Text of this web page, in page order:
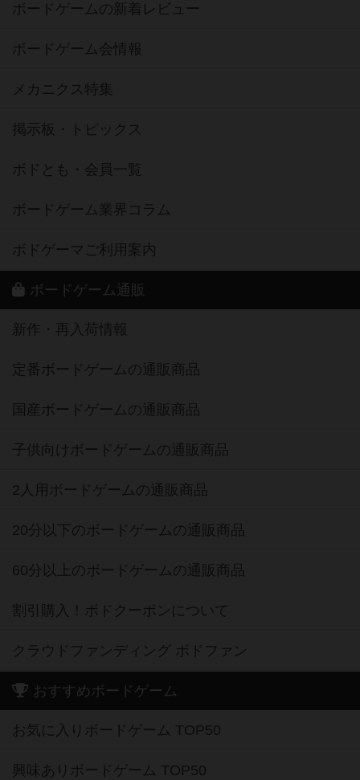
ボードゲームの新着レビュー
ボードゲーム会情報
メカニクス特集
掲示板・トピックス
ボドとも・会員一覧
ボードゲーム業界コラム
ボドゲーマご利用案内
ボードゲーム通販
新作・再入荷情報
定番ボードゲームの通販商品
国産ボードゲームの通販商品
子供向けボードゲームの通販商品
2人用ボードゲームの通販商品
20分以下のボードゲームの通販商品
60分以上のボードゲームの通販商品
割引購入！ボドクーポンについて
クラウドファンディング ボドファン
おすすめボードゲーム
お気に入りボードゲーム TOP50
興味ありボードゲーム TOP50